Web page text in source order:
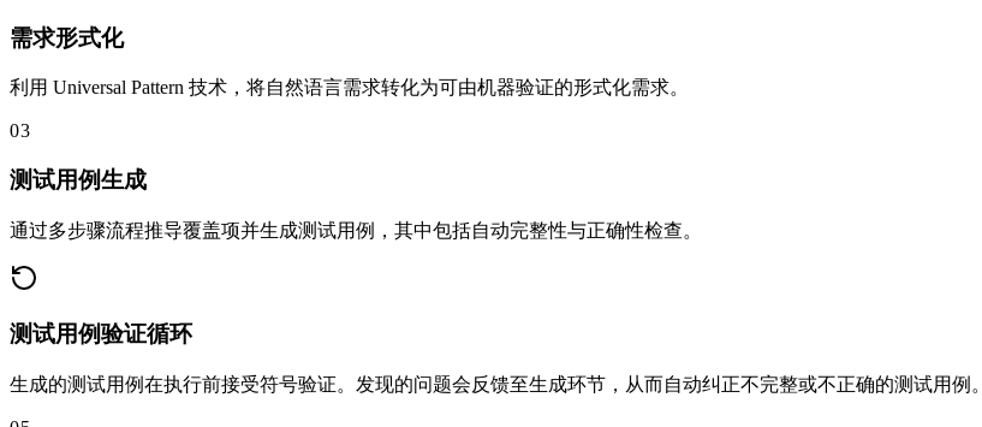
需求形式化
利用 Universal Pattern 技术，将自然语言需求转化为可由机器验证的形式化需求。
03
测试用例生成
通过多步骤流程推导覆盖项并生成测试用例，其中包括自动完整性与正确性检查。
测试用例验证循环
生成的测试用例在执行前接受符号验证。发现的问题会反馈至生成环节，从而自动纠正不完整或不正确的测试用例。